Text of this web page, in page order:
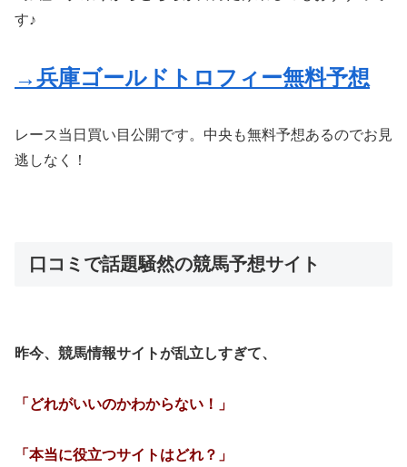
す♪
→兵庫ゴールドトロフィー無料予想
レース当日買い目公開です。中央も無料予想あるのでお見
逃しなく！
口コミで話題騒然の競馬予想サイト
昨今、競馬情報サイトが乱立しすぎて、
「どれがいいのかわからない！」
「本当に役立つサイトはどれ？」